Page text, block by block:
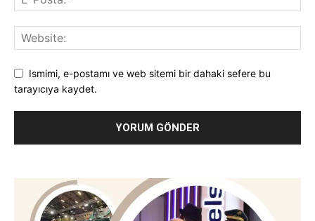
Ismimi, e-postamı ve web sitemi bir dahaki sefere bu
tarayıcıya kaydet.